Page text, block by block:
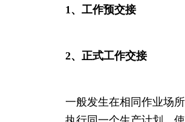
1、工作预交接
2、正式工作交接
一般发生在相同作业场所